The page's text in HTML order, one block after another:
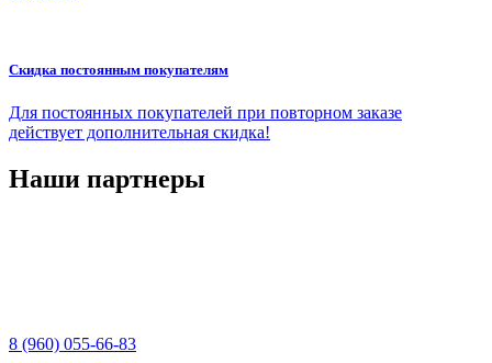
Скидка постоянным покупателям
Для постоянных покупателей при повторном заказе
действует дополнительная скидка!
Наши партнеры
8 (960) 055-66-83